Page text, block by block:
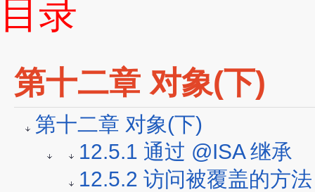
目录
第十二章 对象(下)
第十二章 对象(下)
12.5.1 通过 @ISA 继承
12.5.2 访问被覆盖的方法